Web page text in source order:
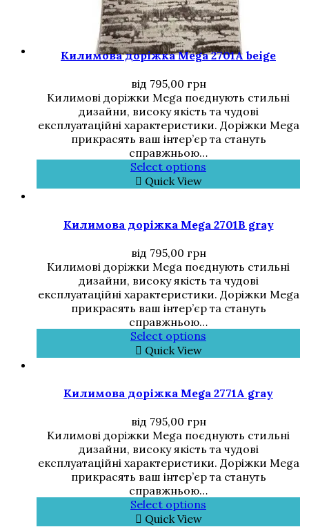
Килимова доріжка Mega 2701A beige
від 795,00 грн
Килимові доріжки Mega поєднують стильні
дизайни, високу якість та чудові
експлуатаційні характеристики. Доріжки Mega
прикрасять ваш інтер’єр та стануть
справжньою…
Select options
Quick View
Килимова доріжка Mega 2701B gray
від 795,00 грн
Килимові доріжки Mega поєднують стильні
дизайни, високу якість та чудові
експлуатаційні характеристики. Доріжки Mega
прикрасять ваш інтер’єр та стануть
справжньою…
Select options
Quick View
Килимова доріжка Mega 2771A gray
від 795,00 грн
Килимові доріжки Mega поєднують стильні
дизайни, високу якість та чудові
експлуатаційні характеристики. Доріжки Mega
прикрасять ваш інтер’єр та стануть
справжньою…
Select options
Quick View